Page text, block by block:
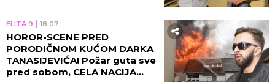
ELITA 9 18:07
HOROR-SCENE PRED
PORODIČNOM KUĆOM DARKA
TANASIJEVIĆA! Požar guta sve
pred sobom, CELA NACIJA